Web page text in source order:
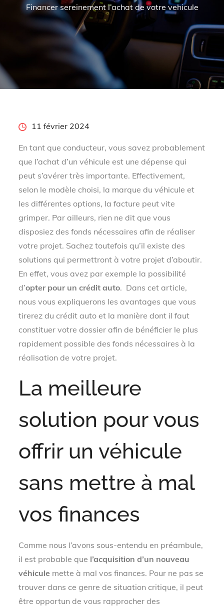
Financer sereinement l’achat de votre vehicule
Posted11 février 2024
En tant que conducteur, vous savez probablement
que l’achat d’un véhicule est une dépense qui
peut s’avérer très importante. Effectivement,
selon le modèle choisi, la marque du véhicule et
les différentes options, la facture peut vite
grimper. Par ailleurs, rien ne dit que vous
disposiez des fonds nécessaires afin de réaliser
votre projet. Sachez toutefois qu’il existe des
solutions qui permettront à votre projet d’aboutir.
En effet, vous avez par exemple la possibilité
d’opter pour un crédit auto. Dans cet article,
nous vous expliquerons les avantages que vous
tirerez du crédit auto et la manière dont il faut
constituer votre dossier afin de bénéficier le plus
rapidement possible des fonds nécessaires à la
réalisation de votre projet.
La meilleure
solution pour vous
offrir un véhicule
sans mettre à mal
vos finances
Comme nous l’avons sous-entendu en préambule,
il est probable que l’acquisition d’un nouveau
véhicule mette à mal vos finances. Pour ne pas se
trouver dans ce genre de situation critique, il peut
être opportun de vous rapprocher des